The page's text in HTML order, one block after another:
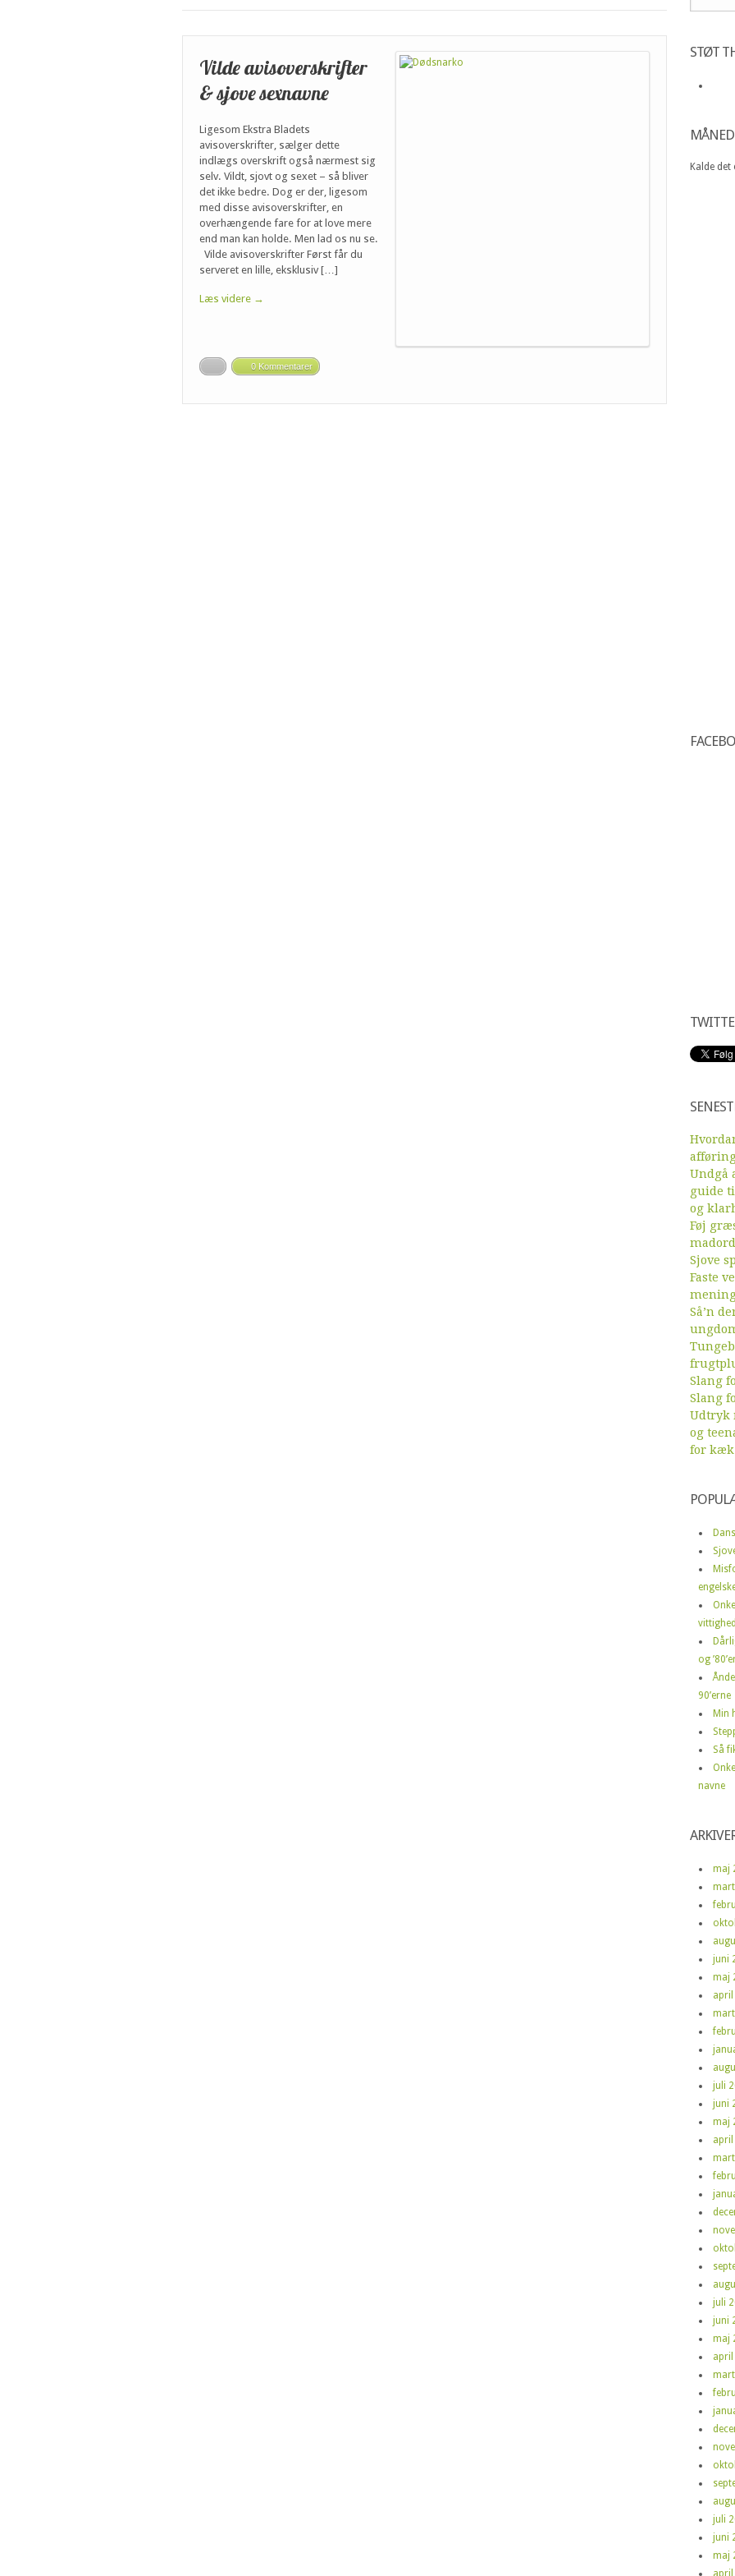
Vilde avisoverskrifter
& sjove sexnavne
Ligesom Ekstra Bladets
avisoverskrifter, sælger dette
indlægs overskrift også nærmest sig
selv. Vildt, sjovt og sexet – så bliver
det ikke bedre. Dog er der, ligesom
med disse avisoverskrifter, en
overhængende fare for at love mere
end man kan holde. Men lad os nu se.
Vilde avisoverskrifter Først får du
serveret en lille, eksklusiv […]
Læs videre →
0 Kommentarer
STØT
Kalde det
Undgå
guide
og
Føj
madord
Sjove
Faste
Så’n
Slang
Slang
Udtryk
og
for kæk
og
90’erne
Min
Så
navne
maj
juni
maj
april
juli
juni
maj
april
juli
juni
maj
april
juli
juni
maj
april